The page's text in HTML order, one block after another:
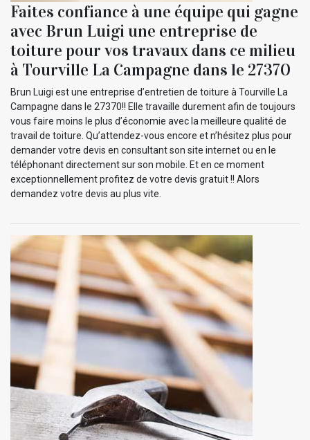
Faites confiance à une équipe qui gagne
avec Brun Luigi une entreprise de
toiture pour vos travaux dans ce milieu
à Tourville La Campagne dans le 27370
Brun Luigi est une entreprise d’entretien de toiture à Tourville La
Campagne dans le 27370!! Elle travaille durement afin de toujours
vous faire moins le plus d’économie avec la meilleure qualité de
travail de toiture. Qu’attendez-vous encore et n’hésitez plus pour
demander votre devis en consultant son site internet ou en le
téléphonant directement sur son mobile. Et en ce moment
exceptionnellement profitez de votre devis gratuit !! Alors
demandez votre devis au plus vite.